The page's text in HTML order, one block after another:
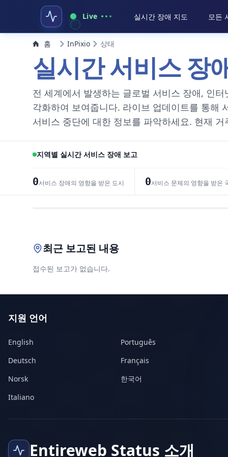
Live 실시간 장애 지도 모든
홈 InPixio 상태
실시간 서비스 장
전 세계에서 발생하는 글로벌 서비스 장애, 인
각화하여 보여줍니다. 라이브 업데이트를 통해
서비스 중단에 대한 정보를 파악하세요. 현재
지역별 실시간 서비스 장애 보고
0서비스 장애의 영향을 받은 도시 0서비스 문제의 영향을 받은
최근 보고된 내용
접수된 보고가 없습니다.
지원 언어
English
Português
Deutsch
Français
Norsk
한국어
Italiano
Entireweb Status 소개